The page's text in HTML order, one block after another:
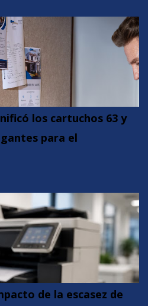
los cartuchos 63 y
para el
de la escasez de